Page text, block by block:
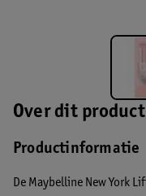
Over dit product
Productinformatie
De Maybelline New York